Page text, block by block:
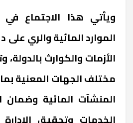
ويأتي هذا الاجتماع
الموارد المائية والري
الأزمات والكوارث بالدولة،
مختلف الجهات المعنية
المنشآت المائية وضمان
الخدمات وتحقيق الإدارة